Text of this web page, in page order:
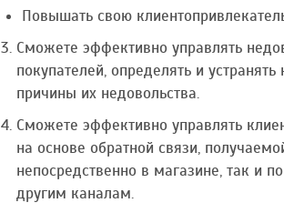
Повышать свою
Сможете эффективно управлять
покупателей, определять и
причины их недовольства.
Сможете эффективно управлять
на основе обратной связи,
непосредственно в магазине, так и
другим каналам.